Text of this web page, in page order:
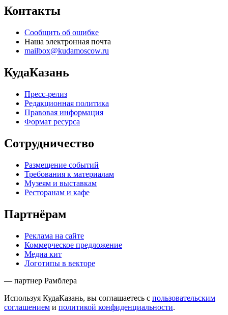
Контакты
Сообщить об ошибке
Наша электронная почта
mailbox@kudamoscow.ru
КудаКазань
Пресс-релиз
Редакционная политика
Правовая информация
Формат ресурса
Сотрудничество
Размещение событий
Требования к материалам
Музеям и выставкам
Ресторанам и кафе
Партнёрам
Реклама на сайте
Коммерческое предложение
Медиа кит
Логотипы в векторе
— партнер Рамблера
Используя КудаКазань, вы соглашаетесь с пользовательским
соглашением и политикой конфиденциальности.